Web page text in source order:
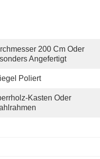
200 Cm Oder
Angefertigt
Poliert
Kasten Oder